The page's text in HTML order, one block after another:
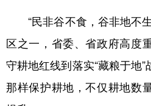
Deutsch Português
“民非谷不食，谷非地不
区之一，省委、省政府高度
守耕地红线到落实“藏粮于地
那样保护耕地，不仅耕地数